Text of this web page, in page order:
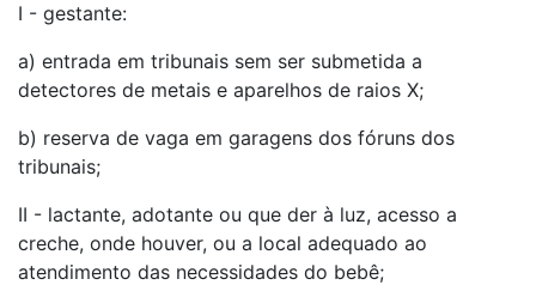
I - gestante:
a) entrada em tribunais sem ser submetida a
detectores de metais e aparelhos de raios X;
b) reserva de vaga em garagens dos fóruns dos
tribunais;
II - lactante, adotante ou que der à luz, acesso a
creche, onde houver, ou a local adequado ao
atendimento das necessidades do bebê;